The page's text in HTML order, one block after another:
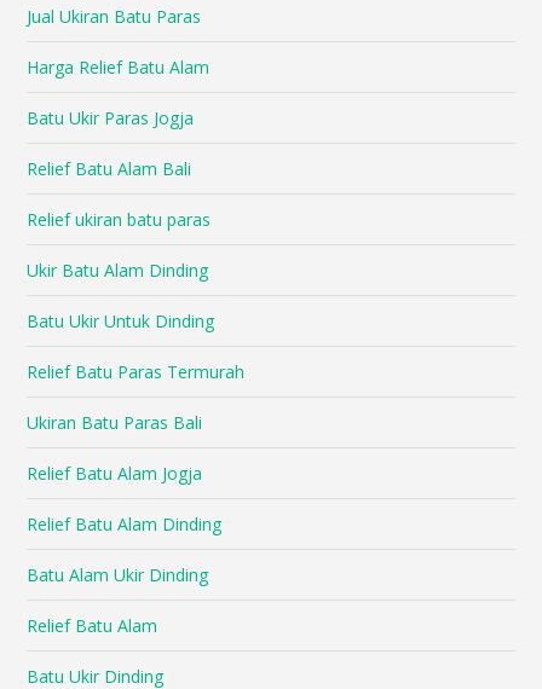
Jual Ukiran Batu Paras
Harga Relief Batu Alam
Batu Ukir Paras Jogja
Relief Batu Alam Bali
Relief ukiran batu paras
Ukir Batu Alam Dinding
Batu Ukir Untuk Dinding
Relief Batu Paras Termurah
Ukiran Batu Paras Bali
Relief Batu Alam Jogja
Relief Batu Alam Dinding
Batu Alam Ukir Dinding
Relief Batu Alam
Batu Ukir Dinding